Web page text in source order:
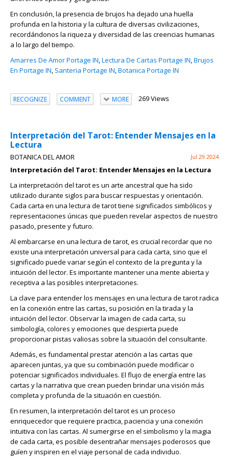
En conclusión, la presencia de brujos ha dejado una huella
profunda en la historia y la cultura de diversas civilizaciones,
recordándonos la riqueza y diversidad de las creencias humanas
a lo largo del tiempo.
Amarres De Amor Portage IN,Lectura De Cartas Portage IN,Brujos
En Portage IN, Santeria Portage IN,Botanica Portage IN
RECOGNIZE COMMENT MORE 269 Views
Interpretación del Tarot: Entender Mensajes en la
Lectura
BOTANICA DEL AMOR Jul 29 2024
Interpretación del Tarot: Entender Mensajes en la Lectura
La interpretación del tarot es un arte ancestral que ha sido
utilizado durante siglos para buscar respuestas y orientación.
Cada carta en una lectura de tarot tiene significados simbólicos y
representaciones únicas que pueden revelar aspectos de nuestro
pasado, presente y futuro.
Al embarcarse en una lectura de tarot, es crucial recordar que no
existe una interpretación universal para cada carta, sino que el
significado puede variar según el contexto de la pregunta y la
intuición del lector. Es importante mantener una mente abierta y
receptiva a las posibles interpretaciones.
La clave para entender los mensajes en una lectura de tarot radica
en la conexión entre las cartas, su posición en la tirada y la
intuición del lector. Observar la imagen de cada carta, su
simbología, colores y emociones que despierta puede
proporcionar pistas valiosas sobre la situación del consultante.
Además, es fundamental prestar atención a las cartas que
aparecen juntas, ya que su combinación puede modificar o
potenciar significados individuales. El flujo de energía entre las
cartas y la narrativa que crean pueden brindar una visión más
completa y profunda de la situación en cuestión.
En resumen, la interpretación del tarot es un proceso
enriquecedor que requiere practica, paciencia y una conexión
intuitiva con las cartas. Al sumergirse en el simbolismo y la magia
de cada carta, es posible desentrañar mensajes poderosos que
guíen y inspiren en el viaje personal de cada individuo.